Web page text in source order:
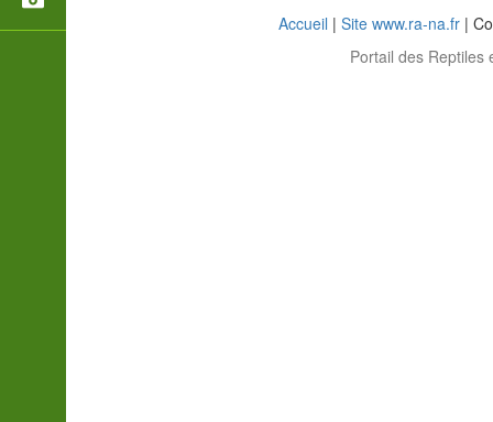
Accueil | Site www.ra-na.fr |
Portail des Reptiles